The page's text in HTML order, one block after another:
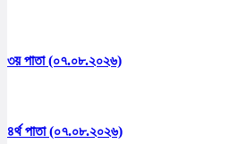
৩য় পাতা (০৭.০৮.২০২৬)
৪র্থ পাতা (০৭.০৮.২০২৬)